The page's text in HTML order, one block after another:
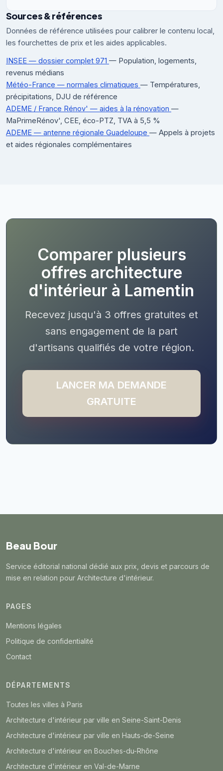
Sources & références
Données de référence utilisées pour calibrer le contenu local,
les fourchettes de prix et les aides applicables.
INSEE — dossier complet 971 — Population, logements,
revenus médians
Météo-France — normales climatiques — Températures,
précipitations, DJU de référence
ADEME / France Rénov' — aides à la rénovation —
MaPrimeRénov', CEE, éco-PTZ, TVA à 5,5 %
ADEME — antenne régionale Guadeloupe — Appels à projets
et aides régionales complémentaires
Comparer plusieurs
offres architecture
d'intérieur à Lamentin
Recevez jusqu'à 3 offres gratuites et
sans engagement de la part
d'artisans qualifiés de votre région.
LANCER MA DEMANDE
GRATUITE
Beau Bour
Service éditorial national dédié aux prix, devis et parcours de
mise en relation pour Architecture d'intérieur.
PAGES
Mentions légales
Politique de confidentialité
Contact
DÉPARTEMENTS
Toutes les villes à Paris
Architecture d'intérieur par ville en Seine-Saint-Denis
Architecture d'intérieur par ville en Hauts-de-Seine
Architecture d'intérieur en Bouches-du-Rhône
Architecture d'intérieur en Val-de-Marne